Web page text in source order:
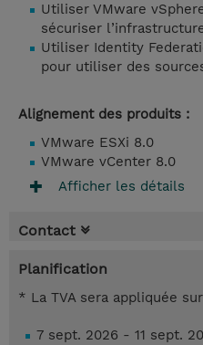
Utiliser VMware
sécuriser
Utiliser Identity
pour utiliser des
Alignement des produits :
VMware ESXi 8.0
VMware vCenter 8.0
Afficher les détails
Contact
Planification
* La TVA sera appliquée
7 sept. 2026 - 11 sept.